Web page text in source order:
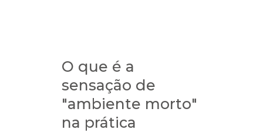
O que é a
sensação de
"ambiente morto"
na prática